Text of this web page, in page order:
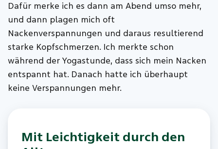
Dafür merke ich es dann am Abend umso mehr,
und dann plagen mich oft
Nackenverspannungen und daraus resultierend
starke Kopfschmerzen. Ich merkte schon
während der Yogastunde, dass sich mein Nacken
entspannt hat. Danach hatte ich überhaupt
keine Verspannungen mehr.
Mit Leichtigkeit durch den